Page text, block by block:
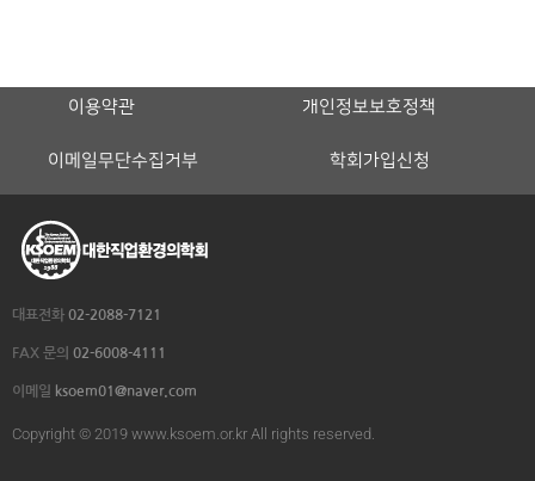
이용약관 개인정보보호정책
이메일무단수집거부 학회가입신청
대표전화 02-2088-7121
FAX 문의 02-6008-4111
이메일 ksoem01@naver.com
Copyright © 2019 www.ksoem.or.kr All rights reserved.